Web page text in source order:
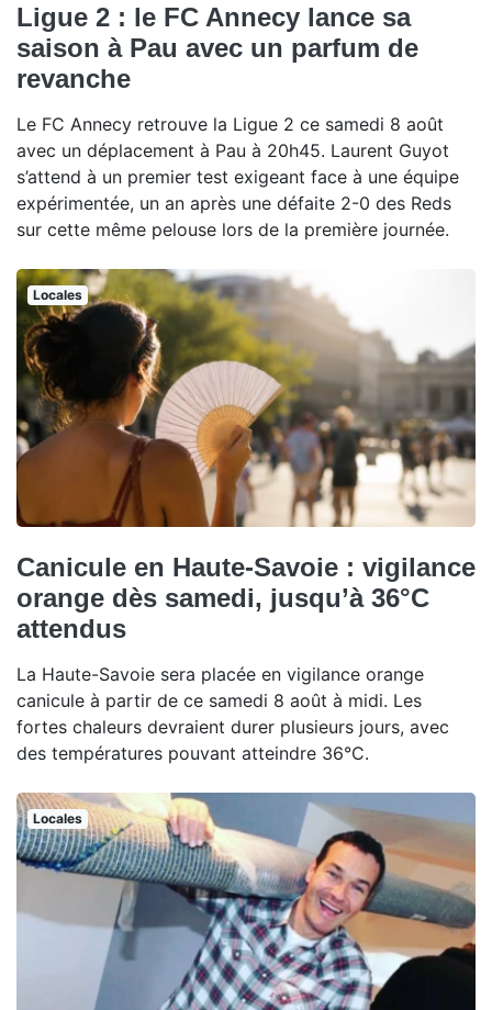
Ligue 2 : le FC Annecy lance sa
saison à Pau avec un parfum de
revanche
Le FC Annecy retrouve la Ligue 2 ce samedi 8 août
avec un déplacement à Pau à 20h45. Laurent Guyot
s’attend à un premier test exigeant face à une équipe
expérimentée, un an après une défaite 2-0 des Reds
sur cette même pelouse lors de la première journée.
Locales
Canicule en Haute-Savoie : vigilance
orange dès samedi, jusqu’à 36°C
attendus
La Haute-Savoie sera placée en vigilance orange
canicule à partir de ce samedi 8 août à midi. Les
fortes chaleurs devraient durer plusieurs jours, avec
des températures pouvant atteindre 36°C.
Locales